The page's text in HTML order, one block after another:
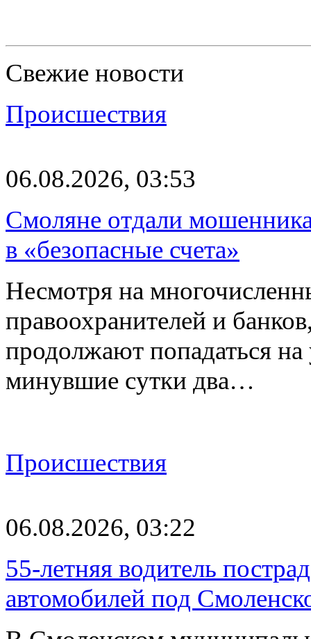
Свежие новости
Происшествия
06.08.2026, 03:53
Смоляне отдали
в «безопасные счета»
Несмотря на
правоохранителей и
продолжают попадаться
минувшие сутки два…
Происшествия
06.08.2026, 03:22
55-летняя водитель
автомобилей под